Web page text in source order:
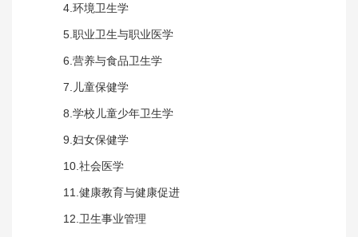
4.环境卫生学
5.职业卫生与职业医学
6.营养与食品卫生学
7.儿童保健学
8.学校儿童少年卫生学
9.妇女保健学
10.社会医学
11.健康教育与健康促进
12.卫生事业管理